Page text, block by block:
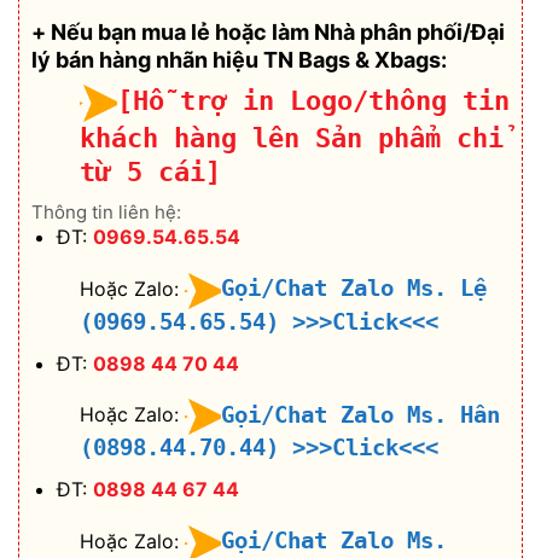
+ Nếu bạn mua lẻ hoặc làm Nhà phân phối/Đại
lý bán hàng nhãn hiệu TN Bags & Xbags:
[Hỗ trợ in Logo/thông tin
khách hàng lên Sản phẩm chỉ
từ 5 cái]
Thông tin liên hệ:
ĐT: 0969.54.65.54
Hoặc Zalo:
Gọi/Chat Zalo Ms. Lệ
(0969.54.65.54)
>>>Click<<<
ĐT: 0898 44 70 44
Hoặc Zalo:
Gọi/Chat Zalo Ms. Hân
(0898.44.70.44)
>>>Click<<<
ĐT: 0898 44 67 44
Hoặc Zalo:
Gọi/Chat Zalo Ms.